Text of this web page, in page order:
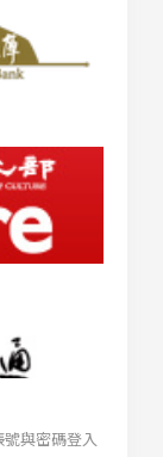
與密碼登入